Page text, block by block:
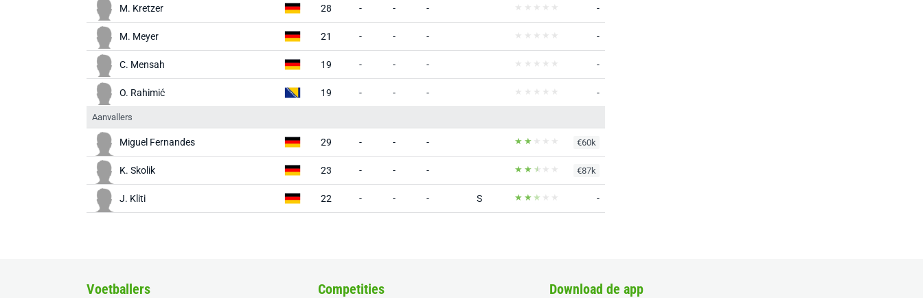
M. Kretzer 28 - - - -
M. Meyer 21 - - - -
C. Mensah 19 - - - -
O. Rahimić 19 - - - -
Aanvallers
Miguel Fernandes 29 - - - €60k
K. Skolik 23 - - - €87k
J. Kliti 22 - - - S -
Voetballers Competities Download de app